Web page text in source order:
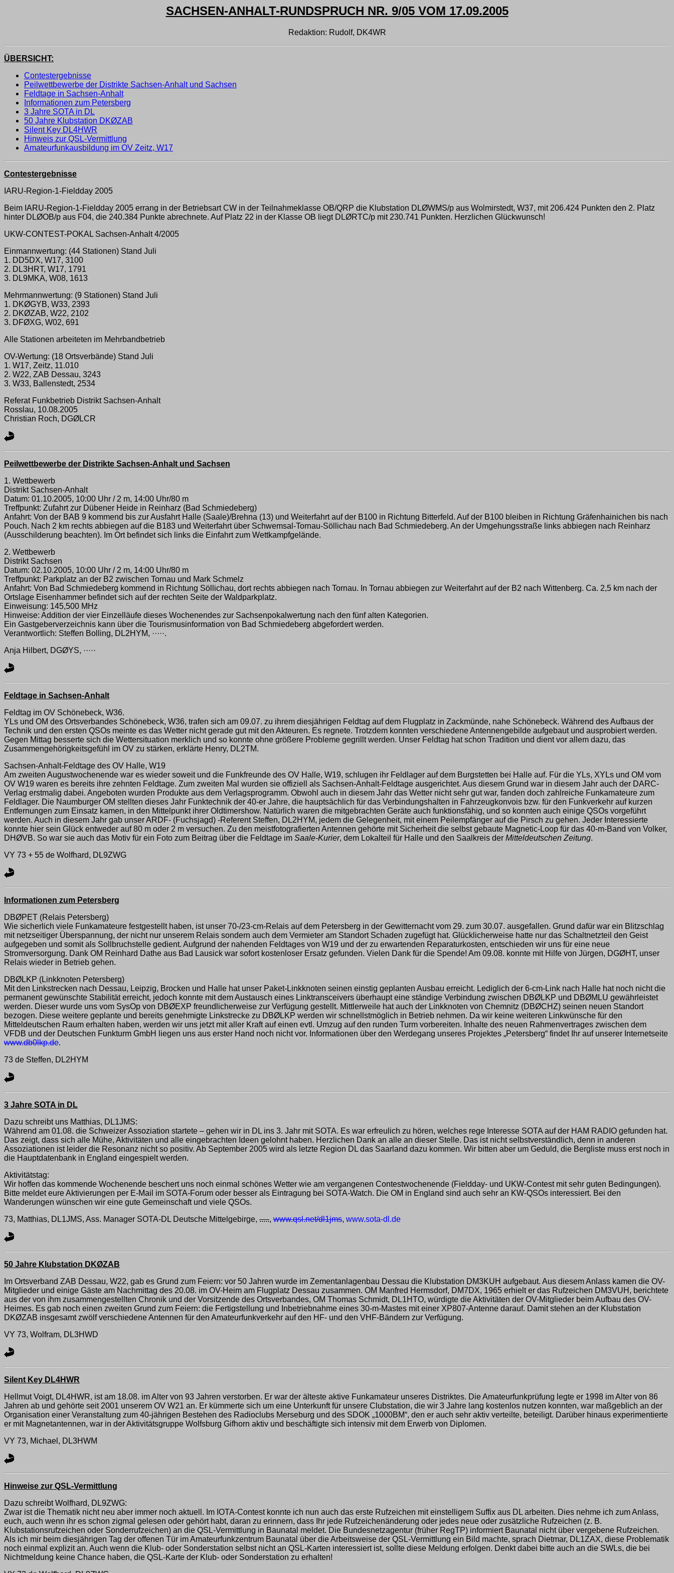
SACHSEN-ANHALT-RUNDSPRUCH NR. 9/05 VOM 17.09.2005
Redaktion: Rudolf, DK4WR
ÜBERSICHT:
Contestergebnisse
Peilwettbewerbe der Distrikte Sachsen-Anhalt und Sachsen
Feldtage in Sachsen-Anhalt
Informationen zum Petersberg
3 Jahre SOTA in DL
50 Jahre Klubstation DKØZAB
Silent Key DL4HWR
Hinweis zur QSL-Vermittlung
Amateurfunkausbildung im OV Zeitz, W17
Contestergebnisse
IARU-Region-1-Fieldday 2005
Beim IARU-Region-1-Fieldday 2005 errang in der Betriebsart CW in der Teilnahmeklasse OB/QRP die Klubstation DLØWMS/p aus Wolmirstedt, W37, mit 206.424 Punkten den 2. Platz
hinter DLØOB/p aus F04, die 240.384 Punkte abrechnete. Auf Platz 22 in der Klasse OB liegt DLØRTC/p mit 230.741 Punkten. Herzlichen Glückwunsch!
UKW-CONTEST-POKAL Sachsen-Anhalt 4/2005
Einmannwertung: (44 Stationen) Stand Juli
1. DD5DX, W17, 3100
2. DL3HRT, W17, 1791
3. DL9MKA, W08, 1613
Mehrmannwertung: (9 Stationen) Stand Juli
1. DKØGYB, W33, 2393
2. DKØZAB, W22, 2102
3. DFØXG, W02, 691
Alle Stationen arbeiteten im Mehrbandbetrieb
OV-Wertung: (18 Ortsverbände) Stand Juli
1. W17, Zeitz, 11.010
2. W22, ZAB Dessau, 3243
3. W33, Ballenstedt, 2534
Referat Funkbetrieb Distrikt Sachsen-Anhalt
Rosslau, 10.08.2005
Christian Roch, DGØLCR
Peilwettbewerbe der Distrikte Sachsen-Anhalt und Sachsen
1. Wettbewerb
Distrikt Sachsen-Anhalt
Datum: 01.10.2005, 10:00 Uhr / 2 m, 14:00 Uhr/80 m
Treffpunkt: Zufahrt zur Dübener Heide in Reinharz (Bad Schmiedeberg)
Anfahrt: Von der BAB 9 kommend bis zur Ausfahrt Halle (Saale)/Brehna (13) und Weiterfahrt auf der B100 in Richtung Bitterfeld. Auf der B100 bleiben in Richtung Gräfenhainichen bis nach
Pouch. Nach 2 km rechts abbiegen auf die B183 und Weiterfahrt über Schwemsal-Tornau-Söllichau nach Bad Schmiedeberg. An der Umgehungsstraße links abbiegen nach Reinharz
(Ausschilderung beachten). Im Ort befindet sich links die Einfahrt zum Wettkampfgelände.
2. Wettbewerb
Distrikt Sachsen
Datum: 02.10.2005, 10:00 Uhr / 2 m, 14:00 Uhr/80 m
Treffpunkt: Parkplatz an der B2 zwischen Tornau und Mark Schmelz
Anfahrt: Von Bad Schmiedeberg kommend in Richtung Söllichau, dort rechts abbiegen nach Tornau. In Tornau abbiegen zur Weiterfahrt auf der B2 nach Wittenberg. Ca. 2,5 km nach der
Ortslage Eisenhammer befindet sich auf der rechten Seite der Waldparkplatz.
Einweisung: 145,500 MHz
Hinweise: Addition der vier Einzelläufe dieses Wochenendes zur Sachsenpokalwertung nach den fünf alten Kategorien.
Ein Gastgeberverzeichnis kann über die Tourismusinformation von Bad Schmiedeberg abgefordert werden.
Verantwortlich: Steffen Bolling, DL2HYM, ·····.
Anja Hilbert, DGØYS, ·····
Feldtage in Sachsen-Anhalt
Feldtag im OV Schönebeck, W36.
YLs und OM des Ortsverbandes Schönebeck, W36, trafen sich am 09.07. zu ihrem diesjährigen Feldtag auf dem Flugplatz in Zackmünde, nahe Schönebeck. Während des Aufbaus der
Technik und den ersten QSOs meinte es das Wetter nicht gerade gut mit den Akteuren. Es regnete. Trotzdem konnten verschiedene Antennengebilde aufgebaut und ausprobiert werden.
Gegen Mittag besserte sich die Wettersituation merklich und so konnte ohne größere Probleme gegrillt werden. Unser Feldtag hat schon Tradition und dient vor allem dazu, das
Zusammengehörigkeitsgefühl im OV zu stärken, erklärte Henry, DL2TM.
Sachsen-Anhalt-Feldtage des OV Halle, W19
Am zweiten Augustwochenende war es wieder soweit und die Funkfreunde des OV Halle, W19, schlugen ihr Feldlager auf dem Burgstetten bei Halle auf. Für die YLs, XYLs und OM vom
OV W19 waren es bereits ihre zehnten Feldtage. Zum zweiten Mal wurden sie offiziell als Sachsen-Anhalt-Feldtage ausgerichtet. Aus diesem Grund war in diesem Jahr auch der DARC-
Verlag erstmalig dabei. Angeboten wurden Produkte aus dem Verlagsprogramm. Obwohl auch in diesem Jahr das Wetter nicht sehr gut war, fanden doch zahlreiche Funkamateure zum
Feldlager. Die Naumburger OM stellten dieses Jahr Funktechnik der 40-er Jahre, die hauptsächlich für das Verbindungshalten in Fahrzeugkonvois bzw. für den Funkverkehr auf kurzen
Entfernungen zum Einsatz kamen, in den Mittelpunkt ihrer Oldtimershow. Natürlich waren die mitgebrachten Geräte auch funktionsfähig, und so konnten auch einige QSOs vorgeführt
werden. Auch in diesem Jahr gab unser ARDF- (Fuchsjagd) -Referent Steffen, DL2HYM, jedem die Gelegenheit, mit einem Peilempfänger auf die Pirsch zu gehen. Jeder Interessierte
konnte hier sein Glück entweder auf 80 m oder 2 m versuchen. Zu den meistfotografierten Antennen gehörte mit Sicherheit die selbst gebaute Magnetic-Loop für das 40-m-Band von Volker,
DHØVB. So war sie auch das Motiv für ein Foto zum Beitrag über die Feldtage im Saale-Kurier, dem Lokalteil für Halle und den Saalkreis der Mitteldeutschen Zeitung.
VY 73 + 55 de Wolfhard, DL9ZWG
Informationen zum Petersberg
DBØPET (Relais Petersberg)
Wie sicherlich viele Funkamateure festgestellt haben, ist unser 70-/23-cm-Relais auf dem Petersberg in der Gewitternacht vom 29. zum 30.07. ausgefallen. Grund dafür war ein Blitzschlag
mit netzseitiger Überspannung, der nicht nur unserem Relais sondern auch dem Vermieter am Standort Schaden zugefügt hat. Glücklicherweise hatte nur das Schaltnetzteil den Geist
aufgegeben und somit als Sollbruchstelle gedient. Aufgrund der nahenden Feldtages von W19 und der zu erwartenden Reparaturkosten, entschieden wir uns für eine neue
Stromversorgung. Dank OM Reinhard Dathe aus Bad Lausick war sofort kostenloser Ersatz gefunden. Vielen Dank für die Spende! Am 09.08. konnte mit Hilfe von Jürgen, DGØHT, unser
Relais wieder in Betrieb gehen.
DBØLKP (Linkknoten Petersberg)
Mit den Linkstrecken nach Dessau, Leipzig, Brocken und Halle hat unser Paket-Linkknoten seinen einstig geplanten Ausbau erreicht. Lediglich der 6-cm-Link nach Halle hat noch nicht die
permanent gewünschte Stabilität erreicht, jedoch konnte mit dem Austausch eines Linktransceivers überhaupt eine ständige Verbindung zwischen DBØLKP und DBØMLU gewährleistet
werden. Dieser wurde uns vom SysOp von DBØEXP freundlicherweise zur Verfügung gestellt. Mittlerweile hat auch der Linkknoten von Chemnitz (DBØCHZ) seinen neuen Standort
bezogen. Diese weitere geplante und bereits genehmigte Linkstrecke zu DBØLKP werden wir schnellstmöglich in Betrieb nehmen. Da wir keine weiteren Linkwünsche für den
Mitteldeutschen Raum erhalten haben, werden wir uns jetzt mit aller Kraft auf einen evtl. Umzug auf den runden Turm vorbereiten. Inhalte des neuen Rahmenvertrages zwischen dem
VFDB und der Deutschen Funkturm GmbH liegen uns aus erster Hand noch nicht vor. Informationen über den Werdegang unseres Projektes „Petersberg“ findet Ihr auf unserer Internetseite
www.db0lkp.de.
73 de Steffen, DL2HYM
3 Jahre SOTA in DL
Dazu schreibt uns Matthias, DL1JMS:
Während am 01.08. die Schweizer Assoziation startete – gehen wir in DL ins 3. Jahr mit SOTA. Es war erfreulich zu hören, welches rege Interesse SOTA auf der HAM RADIO gefunden hat.
Das zeigt, dass sich alle Mühe, Aktivitäten und alle eingebrachten Ideen gelohnt haben. Herzlichen Dank an alle an dieser Stelle. Das ist nicht selbstverständlich, denn in anderen
Assoziationen ist leider die Resonanz nicht so positiv. Ab September 2005 wird als letzte Region DL das Saarland dazu kommen. Wir bitten aber um Geduld, die Bergliste muss erst noch in
die Hauptdatenbank in England eingespielt werden.
Aktivitätstag:
Wir hoffen das kommende Wochenende beschert uns noch einmal schönes Wetter wie am vergangenen Contestwochenende (Fieldday- und UKW-Contest mit sehr guten Bedingungen).
Bitte meldet eure Aktivierungen per E-Mail im SOTA-Forum oder besser als Eintragung bei SOTA-Watch. Die OM in England sind auch sehr an KW-QSOs interessiert. Bei den
Wanderungen wünschen wir eine gute Gemeinschaft und viele QSOs.
73, Matthias, DL1JMS, Ass. Manager SOTA-DL Deutsche Mittelgebirge, ....., www.qsl.net/dl1jms, www.sota-dl.de
50 Jahre Klubstation DKØZAB
Im Ortsverband ZAB Dessau, W22, gab es Grund zum Feiern: vor 50 Jahren wurde im Zementanlagenbau Dessau die Klubstation DM3KUH aufgebaut. Aus diesem Anlass kamen die OV-
Mitglieder und einige Gäste am Nachmittag des 20.08. im OV-Heim am Flugplatz Dessau zusammen. OM Manfred Hermsdorf, DM7DX, 1965 erhielt er das Rufzeichen DM3VUH, berichtete
aus der von ihm zusammengestellten Chronik und der Vorsitzende des Ortsverbandes, OM Thomas Schmidt, DL1HTO, würdigte die Aktivitäten der OV-Mitglieder beim Aufbau des OV-
Heimes. Es gab noch einen zweiten Grund zum Feiern: die Fertigstellung und Inbetriebnahme eines 30-m-Mastes mit einer XP807-Antenne darauf. Damit stehen an der Klubstation
DKØZAB insgesamt zwölf verschiedene Antennen für den Amateurfunkverkehr auf den HF- und den VHF-Bändern zur Verfügung.
VY 73, Wolfram, DL3HWD
Silent Key DL4HWR
Hellmut Voigt, DL4HWR, ist am 18.08. im Alter von 93 Jahren verstorben. Er war der älteste aktive Funkamateur unseres Distriktes. Die Amateurfunkprüfung legte er 1998 im Alter von 86
Jahren ab und gehörte seit 2001 unserem OV W21 an. Er kümmerte sich um eine Unterkunft für unsere Clubstation, die wir 3 Jahre lang kostenlos nutzen konnten, war maßgeblich an der
Organisation einer Veranstaltung zum 40-jährigen Bestehen des Radioclubs Merseburg und des SDOK „1000BM“, den er auch sehr aktiv verteilte, beteiligt. Darüber hinaus experimentierte
er mit Magnetantennen, war in der Aktivitätsgruppe Wolfsburg Gifhorn aktiv und beschäftigte sich intensiv mit dem Erwerb von Diplomen.
VY 73, Michael, DL3HWM
Hinweise zur QSL-Vermittlung
Dazu schreibt Wolfhard, DL9ZWG:
Zwar ist die Thematik nicht neu aber immer noch aktuell. Im IOTA-Contest konnte ich nun auch das erste Rufzeichen mit einstelligem Suffix aus DL arbeiten. Dies nehme ich zum Anlass,
euch, auch wenn ihr es schon zigmal gelesen oder gehört habt, daran zu erinnern, dass Ihr jede Rufzeichenänderung oder jedes neue oder zusätzliche Rufzeichen (z. B.
Klubstationsrufzeichen oder Sonderrufzeichen) an die QSL-Vermittlung in Baunatal meldet. Die Bundesnetzagentur (früher RegTP) informiert Baunatal nicht über vergebene Rufzeichen.
Als ich mir beim diesjährigen Tag der offenen Tür im Amateurfunkzentrum Baunatal über die Arbeitsweise der QSL-Vermittlung ein Bild machte, sprach Dietmar, DL1ZAX, diese Problematik
noch einmal explizit an. Auch wenn die Klub- oder Sonderstation selbst nicht an QSL-Karten interessiert ist, sollte diese Meldung erfolgen. Denkt dabei bitte auch an die SWLs, die bei
Nichtmeldung keine Chance haben, die QSL-Karte der Klub- oder Sonderstation zu erhalten!